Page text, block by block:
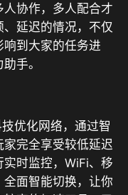
协作，多人配合才
延迟的情况，不仅
到大家的任务进
手。
优化网络，通过智
完全享受较低延迟
时监控，WiFi、移
面智能切换，让你